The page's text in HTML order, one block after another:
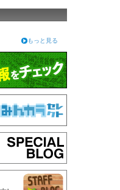
もっと見る